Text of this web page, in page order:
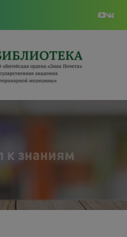
к знаниям